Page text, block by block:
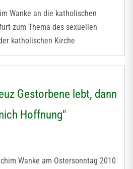
Wanke an die katholischen
zum Thema des sexuellen
katholischen Kirche
Gestorbene lebt, dann
Hoffnung"
Wanke am Ostersonntag 2010